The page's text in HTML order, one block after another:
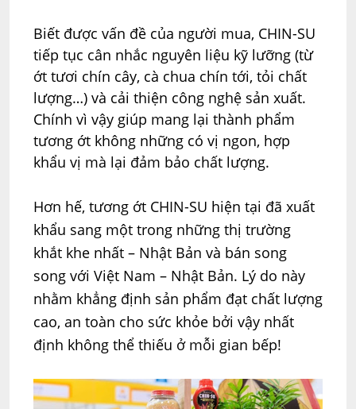
Biết được vấn đề của người mua, CHIN-SU
tiếp tục cân nhắc nguyên liệu kỹ lưỡng (từ
ớt tươi chín cây, cà chua chín tới, tỏi chất
lượng…) và cải thiện công nghệ sản xuất.
Chính vì vậy giúp mang lại thành phẩm
tương ớt không những có vị ngon, hợp
khẩu vị mà lại đảm bảo chất lượng.
Hơn hế, tương ớt CHIN-SU hiện tại đã xuất
khẩu sang một trong những thị trường
khắt khe nhất – Nhật Bản và bán song
song với Việt Nam – Nhật Bản. Lý do này
nhằm khẳng định sản phẩm đạt chất lượng
cao, an toàn cho sức khỏe bởi vậy nhất
định không thể thiếu ở mỗi gian bếp!